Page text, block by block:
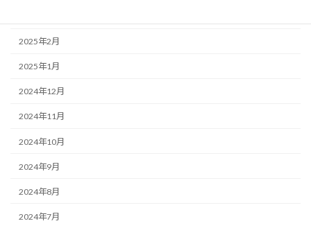
2025年2月
2025年1月
2024年12月
2024年11月
2024年10月
2024年9月
2024年8月
2024年7月